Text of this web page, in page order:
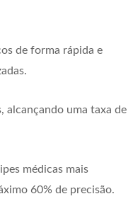
de forma rápida e
alcançando uma taxa de
médicas mais
60% de precisão.